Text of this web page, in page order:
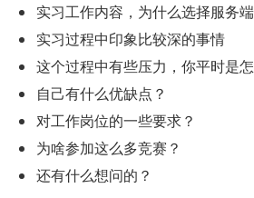
实习工作内容，为什么选择服务
实习过程中印象比较深的事情
这个过程中有些压力，你平时是
自己有什么优缺点？
对工作岗位的一些要求？
为啥参加这么多竞赛？
还有什么想问的？